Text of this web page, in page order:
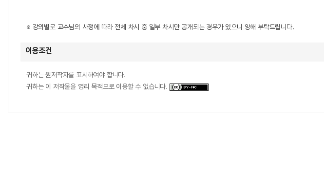
※ 강의별로 교수님의 사정에 따라 전체 차시 중 일부 차시만 공개되는 경우가 있으니 양해 부탁드립니다.
이용조건
귀하는 원저작자를 표시하여야 합니다.
귀하는 이 저작물을 영리 목적으로 이용할 수 없습니다.